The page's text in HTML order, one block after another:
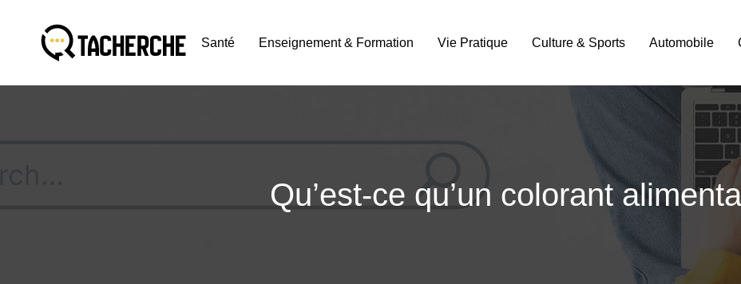
Santé Enseignement & Formation Vie Pratique Culture & Sports Automobile
Qu’est-ce qu’un colorant